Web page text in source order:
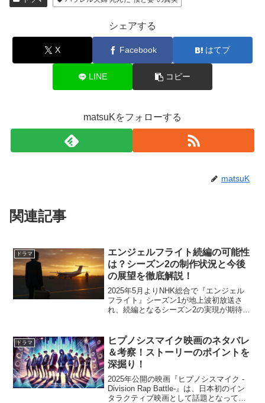
シェアする
X Facebook はてブ
LINE コピー
matsuKをフォローする
matsuK
関連記事
ドラマ
エンジェルフライト続編の可能性
は？シーズン2の制作状況と今後
の展望を徹底解説！
2025年5月よりNHK総合で『エンジェル
フライト』シーズン1が地上波初放送さ
れ、続編となるシーズン2の実現が期待さ
んをはじめとするキャスト陣の前向きな
姿勢や、地上波...
ドラマ
ヒプノシスマイク映画のネタバレ
＆考察！ストーリーのポイントを
深掘り！
2025年公開の映画『ヒプノシスマイク -
Division Rap Battle-』は、日本初のイン
タラクティブ映画として話題となってい